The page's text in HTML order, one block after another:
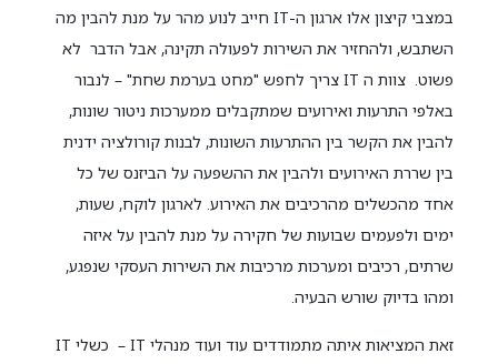
במצבי קיצון אלו ארגון ה-IT חייב לנוע מהר על מנת להבין מה
השתבש, ולהחזיר את השירות לפעולה תקינה, אבל הדבר לא
פשוט. צוות ה IT צריך לחפש "מחט בערמת שחת" – לנבור
באלפי התרעות ואירועים שמתקבלים ממערכות ניטור שונות,
להבין את הקשר בין ההתרעות השונות, לבנות קורולציה ידנית
בין שררת האירועים ולהבין את ההשפעה על הביזנס של כל
אחד מהכשלים מהרכיבים את האירוע. לארגון לוקח, שעות,
ימים ולפעמים שבועות של חקירה על מנת להבין על איזה
שרתים, רכיבים ומערכות מרכיבות את השירות העסקי שנפגע,
ומהו בדיוק שורש הבעיה.
זאת המציאות איתה מתמודדים עוד ועוד מנהלי IT – כשלי IT